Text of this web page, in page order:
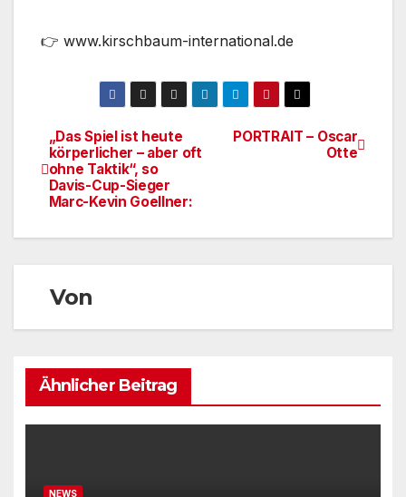
👉 www.kirschbaum-international.de
Beitragsnavigation
PORTRAIT – Oscar
Otte
„Das Spiel ist heute
körperlicher – aber oft
ohne Taktik“, so
Davis-Cup-Sieger
Marc-Kevin Goellner:
Von
Ähnlicher Beitrag
NEWS